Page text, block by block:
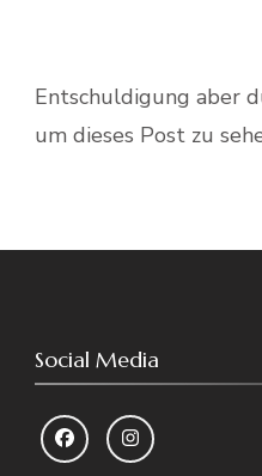
Entschuldigung aber
um dieses Post zu
Social Media